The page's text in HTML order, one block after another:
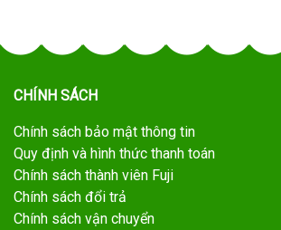
CHÍNH SÁCH
Chính sách bảo mật thông tin
Quy định và hình thức thanh toán
Chính sách thành viên Fuji
Chính sách đổi trả
Chính sách vận chuyển